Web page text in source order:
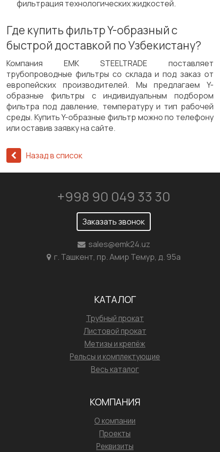
фильтрация технологических жидкостей.
Где купить фильтр Y-образный с
быстрой доставкой по Узбекистану?
Компания EMK STEELTRADE поставляет
трубопроводные фильтры со склада и под заказ от
европейских производителей. Мы предлагаем Y-
образные фильтры с индивидуальным подбором
фильтра под давление, температуру и тип рабочей
среды. Купить Y-образные фильтр можно по телефону
или оставив заявку на сайте.
Назад в список
+998 90 049 33 30
Заказать звонок
sales@emk24.uz
г. Ташкент, пр. Амир Темур, д. 95а
КАТАЛОГ
Трубный прокат
Листовой прокат
Метизы и крепёж
Рельсы и комплектующие
Весь каталог
КОМПАНИЯ
О компании
Проекты
Реквизиты